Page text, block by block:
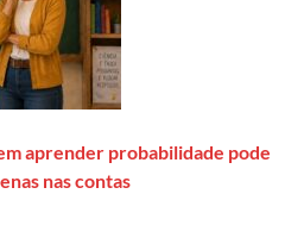
aprender probabilidade pode
nas contas